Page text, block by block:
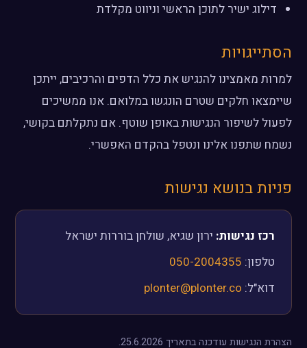
דילוג ישיר לתוכן הראשי וניווט מקלדת
הסתייגויות
למרות מאמצינו להנגיש את כלל הדפים והרכיבים, ייתכן
שיימצאו חלקים שטרם הונגשו במלואם. אנו ממשיכים
לפעול לשיפור הנגישות באופן שוטף. אם נתקלתם בקושי,
נשמח שתפנו אלינו ונטפל בהקדם האפשרי.
פניות בנושא נגישות
רכז נגישות: ירון שגיא, שולחן בוררות ישראל
טלפון: 050-2004355
דוא"ל: plonter@plonter.co
הצהרת הנגישות עודכנה בתאריך 25.6.2026.